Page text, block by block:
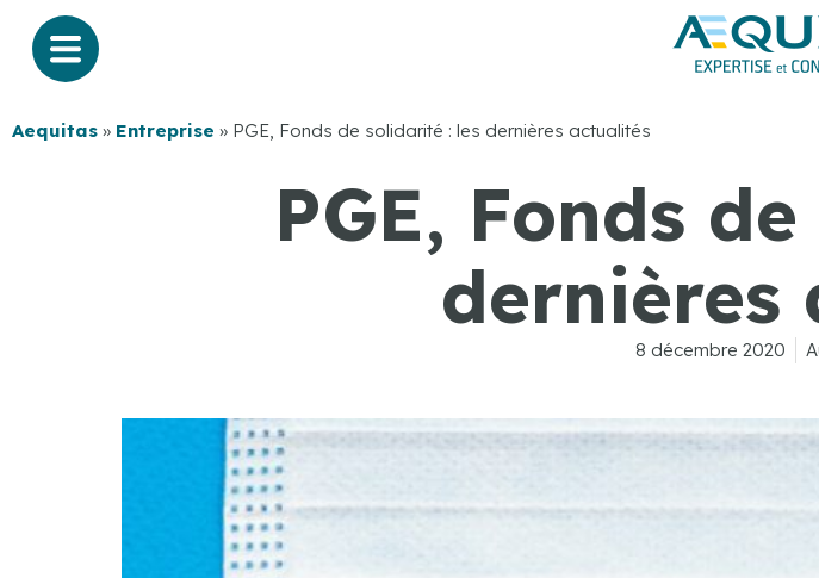
Aequitas » Entreprise » PGE, Fonds de solidarité : les dernières actualités
PGE, Fonds
dernières
8 décembre 2020